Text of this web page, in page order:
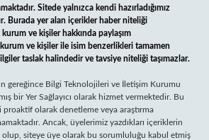
Sitede yalnızca kendi hazırladığımız
Burada yer alan içerikler haber niteliği
ve kişiler hakkında paylaşım
kurum ve kişiler ile isim benzerlikleri tamamen
taslak halindedir ve tavsiye niteliği taşımazlar.
gereğince Bilgi Teknolojileri ve İletişim Kurumu
bir Yer Sağlayıcı olarak hizmet vermektedir. Bu
olarak denetleme veya araştırma
Ancak, üyelerimiz yazdıkları içeriklerin
olup, siteye üye olarak bu sorumluluğu kabul etmiş